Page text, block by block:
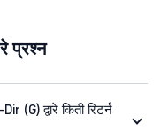
प्रश्न
(G) द्वारे किती रिटर्न